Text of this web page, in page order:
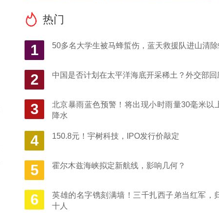
热门
1 50多名大学生被马蜂蜇伤，蓝天救援队进山清
2 中国是否计划在太平洋海底开采稀土？外交部回
3
北京暴雨蓝色预警！将出现小时雨量30毫米以
降水
4 150.8元！宇树科技，IPO发行价敲定
5 霍尔木兹海峡拟定新航线，影响几何？
6
英雄的名字镌刻满墙！三千扎西子弟当红军，
十人